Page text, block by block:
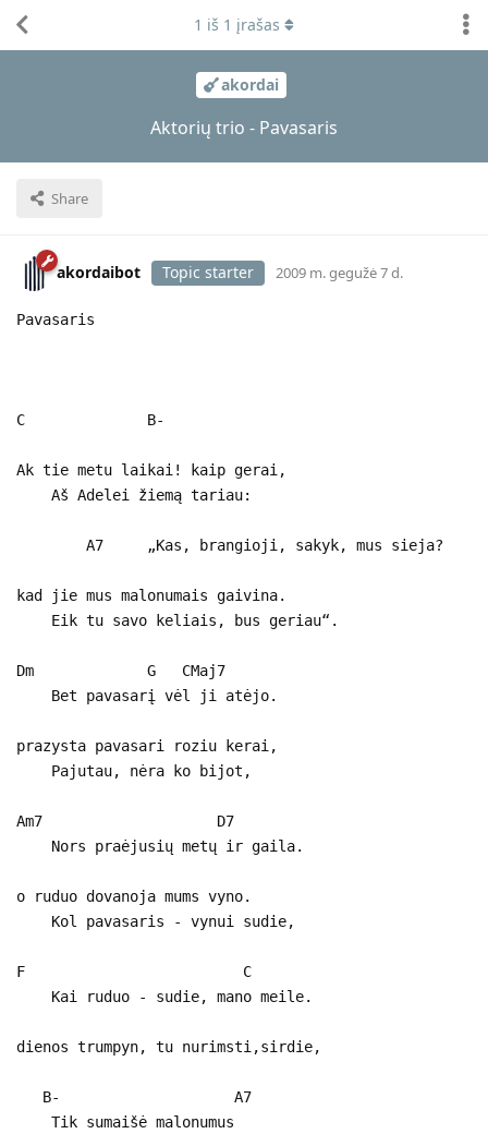
akordai
Aktorių trio - Pavasaris
Share
1 iš 1 įrašas
akordaibot Topic starter 2009 m. gegužė 7 d.
Pavasaris
C B-
Ak tie metu laikai! kaip gerai,
Aš Adelei žiemą tariau:
A7 „Kas, brangioji, sakyk, mus sieja?
kad jie mus malonumais gaivina.
Eik tu savo keliais, bus geriau“.
Dm G CMaj7
Bet pavasarį vėl ji atėjo.
prazysta pavasari roziu kerai,
Pajutau, nėra ko bijot,
Am7 D7
Nors praėjusių metų ir gaila.
o ruduo dovanoja mums vyno.
Kol pavasaris - vynui sudie,
F C
Kai ruduo - sudie, mano meile.
dienos trumpyn, tu nurimsti,sirdie,
B- A7
Tik sumaišė malonumus